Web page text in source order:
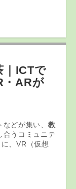
ICTで
ARが
どが集い、 教
合うコミュニテ
、VR（仮想